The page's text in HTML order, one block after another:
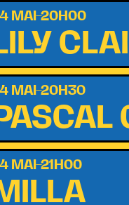
MAI–20H00
MAI–20H30
MAI–21H00